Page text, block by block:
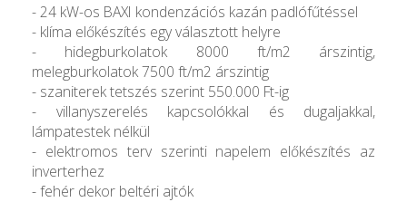
- 24 kW-os BAXI kondenzációs kazán padlófűtéssel
- klíma előkészítés egy választott helyre
- hidegburkolatok 8000 ft/m2 árszintig,
melegburkolatok 7500 ft/m2 árszintig
- szaniterek tetszés szerint 550.000 Ft-ig
- villanyszerelés kapcsolókkal és dugaljakkal,
lámpatestek nélkül
- elektromos terv szerinti napelem előkészítés az
inverterhez
- fehér dekor beltéri ajtók